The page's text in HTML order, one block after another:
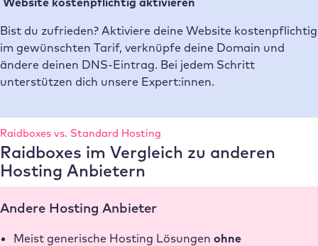
Bist du zufrieden? Aktiviere deine Website kostenpflichtig
im gewünschten Tarif, verknüpfe deine Domain und
ändere deinen DNS-Eintrag. Bei jedem Schritt
unterstützen dich unsere Expert:innen.
Raidboxes vs. Standard Hosting
Raidboxes im Vergleich zu anderen
Hosting Anbietern
Andere Hosting Anbieter
Meist generische Hosting Lösungen ohne